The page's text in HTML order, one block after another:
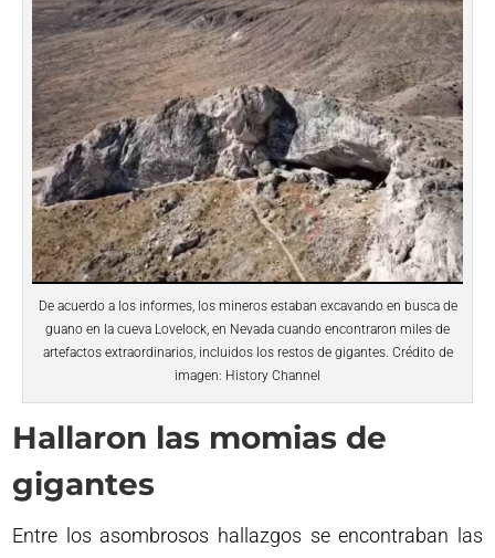
De acuerdo a los informes, los mineros estaban excavando en busca de
guano en la cueva Lovelock, en Nevada cuando encontraron miles de
artefactos extraordinarios, incluidos los restos de gigantes. Crédito de
imagen: History Channel
Hallaron las momias de
gigantes
Entre los asombrosos hallazgos se encontraban las